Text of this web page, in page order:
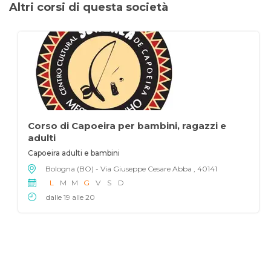
Altri corsi di questa società
Corso di Capoeira per bambini, ragazzi e
adulti
Capoeira adulti e bambini
Bologna (BO) - Via Giuseppe Cesare Abba , 40141
L
M M G V S
D
dalle 19 alle 20